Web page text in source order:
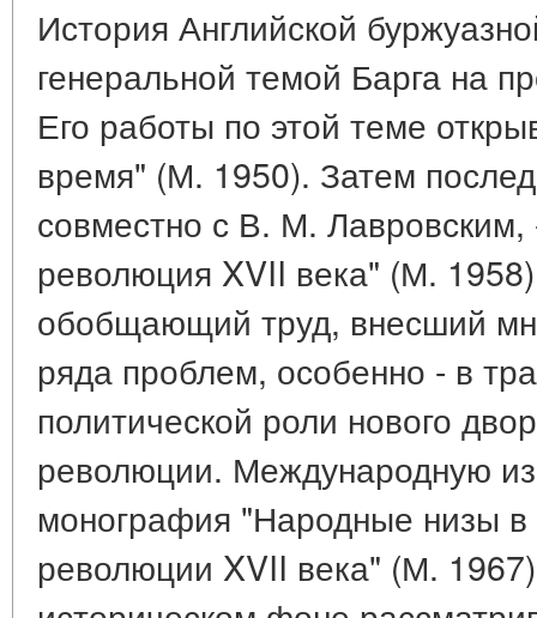
История Английской
генеральной темой Барга на
Его работы по этой теме
время" (М. 1950). Затем
совместно с В. М. Лавровским,
революция XVII века" (М.
обобщающий труд, внесший
ряда проблем, особенно - в
политической роли нового
революции. Международную
монография "Народные низы в
революции XVII века" (М.